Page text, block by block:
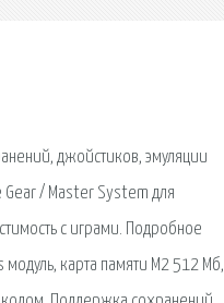
джойстиков, эмуляции
Gear / Master System для
с играми. Подробное
карта памяти М2 512 Мб,